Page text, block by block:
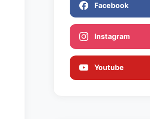
Facebook
Instagram
Youtube